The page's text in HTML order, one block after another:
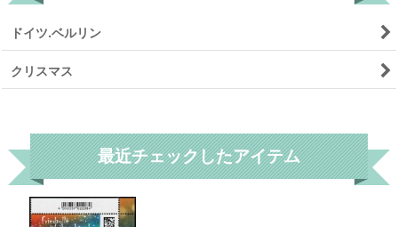
ドイツ.ベルリン
クリスマス
最近チェックしたアイテム